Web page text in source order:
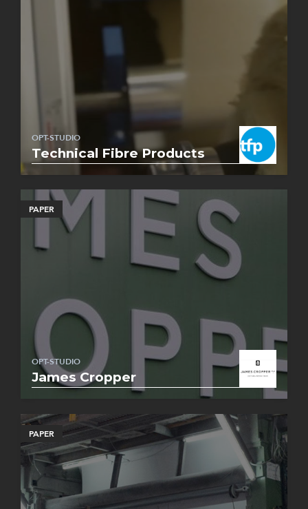
OPT-STUDIO
Technical Fibre Products
PAPER
OPT-STUDIO
James Cropper
PAPER